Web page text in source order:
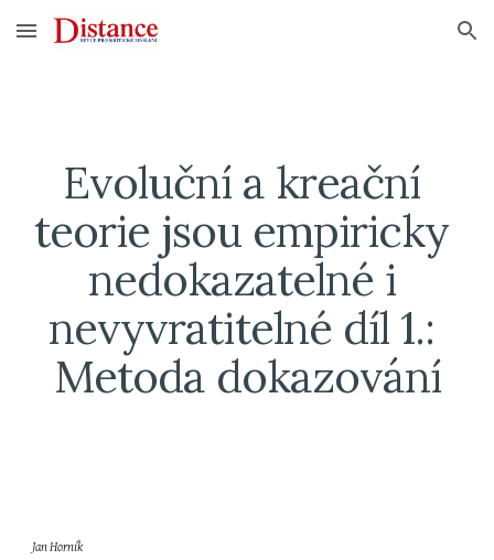
Skip to main content Skip to navigation
Evoluční a kreační
teorie jsou empiricky
nedokazatelné i
nevyvratitelné díl 1.:
Metoda dokazování
Jan Horník